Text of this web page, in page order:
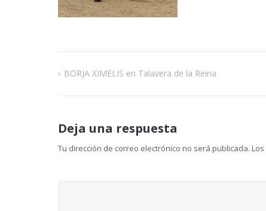
Navegación
entradas
BORJA XIMELIS en Talavera de la Reina
Deja una respuesta
Tu dirección de correo electrónico no será publicada.